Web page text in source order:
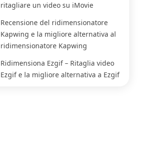
ritagliare un video su iMovie
Recensione del ridimensionatore
Kapwing e la migliore alternativa al
ridimensionatore Kapwing
Ridimensiona Ezgif – Ritaglia video
Ezgif e la migliore alternativa a Ezgif